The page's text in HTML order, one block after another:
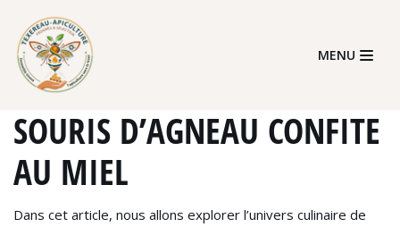
Skip
to
content
MENU
SOURIS D’AGNEAU CONFITE
AU MIEL
Dans cet article, nous allons explorer l’univers culinaire de